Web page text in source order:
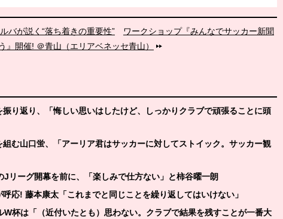
バが説く“落ち着きの重要性”
ワークショップ『みんなでサッカー新聞
』開催! ＠青山（エリアベネッセ青山）
り返り、「悔しい思いはしたけど、しっかりクラブで頑張ることに頭
む山口蛍、「アーリア君はサッカーに対してストイック。サッカー観
リーグ開幕を前に、「楽しみで仕方ない」と柿谷曜一朗
応! 藤本康太「これまでと同じことを繰り返してはいけない」
杯は「（近付いたとも）思わない。クラブで結果を残すことが一番大